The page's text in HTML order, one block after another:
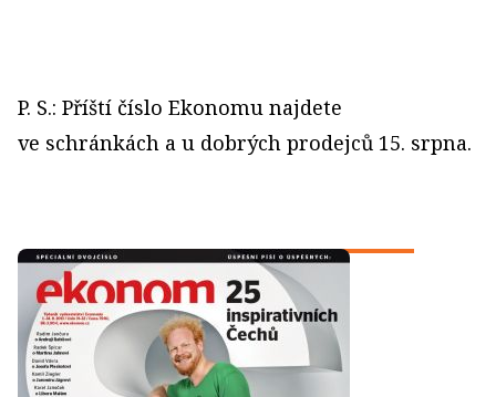
P. S.: Příští číslo Ekonomu najdete
ve schránkách a u dobrých prodejců 15. srpna.